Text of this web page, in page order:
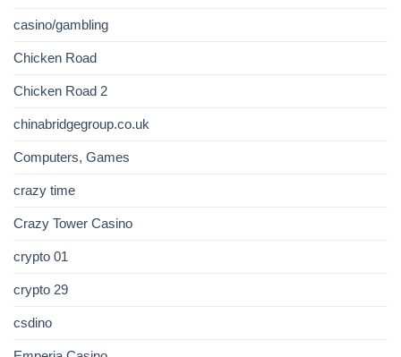
casino/gambling
Chicken Road
Chicken Road 2
chinabridgegroup.co.uk
Computers, Games
crazy time
Crazy Tower Сasino
crypto 01
crypto 29
csdino